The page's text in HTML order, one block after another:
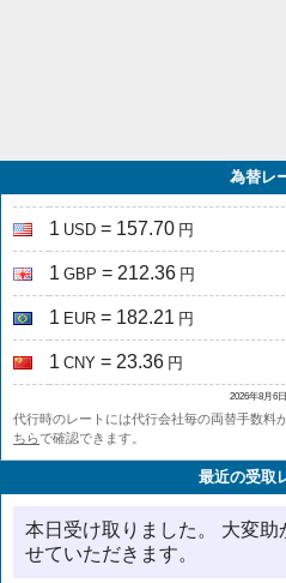
為替レ
1 USD = 157.70 円
1 GBP = 212.36 円
1 EUR = 182.21 円
1 CNY = 23.36 円
2026年8月6
代行時のレートには代行会社毎の両替手数料
ちらで確認できます。
最近の受取
本日受け取りました。 大変助
せていただきます。